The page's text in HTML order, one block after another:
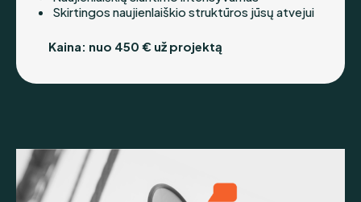
Skirtingos naujienlaiškio struktūros jūsų atvejui
Kaina: nuo 450 € už projektą